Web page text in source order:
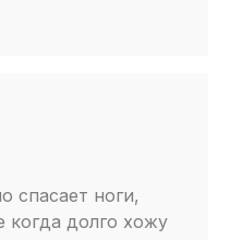
спасает ноги,
когда долго хожу